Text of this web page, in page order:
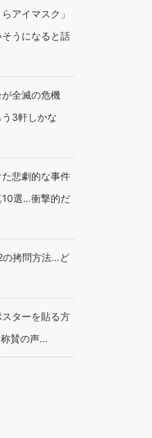
アイマスク」
うになると話
全滅の危機
3軒しかな
悲劇的な事件
10選…衝撃的だ
の拷問方法…ど
ターを貼る方
賛の声…